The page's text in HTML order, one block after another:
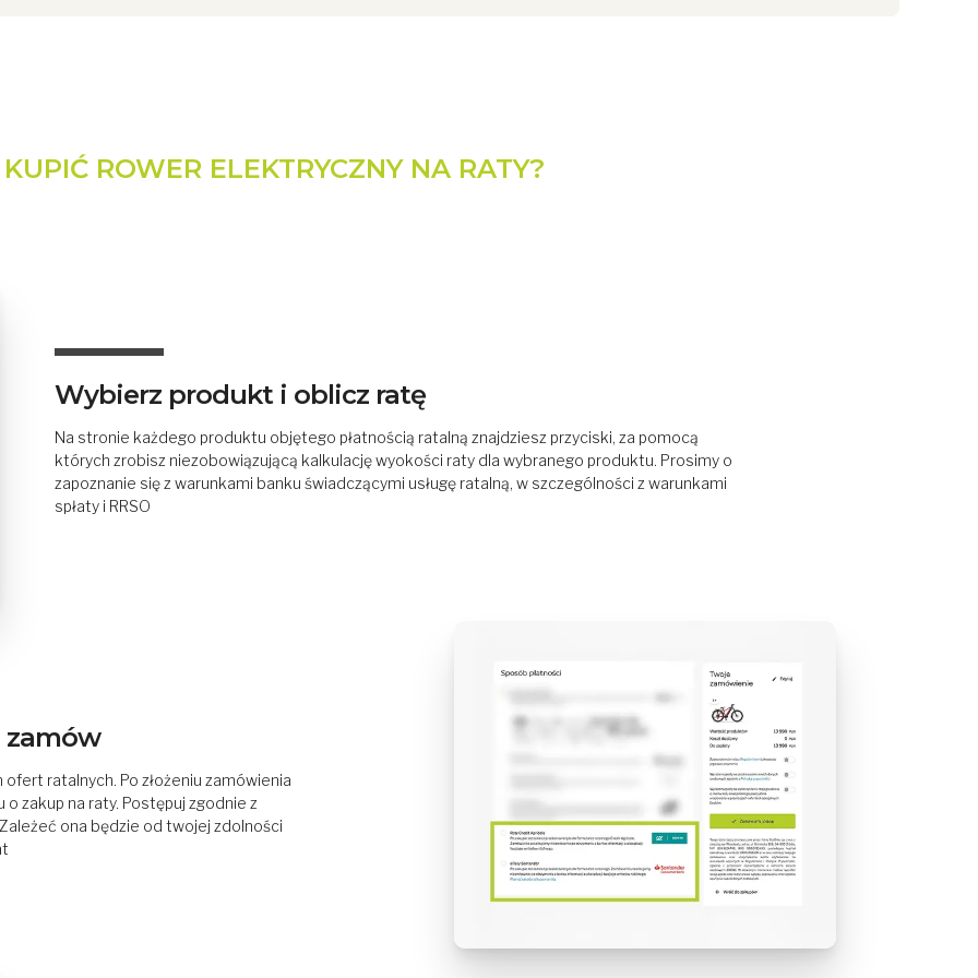
ROWER ELEKTRYCZNY NA RATY?
Wybierz produkt i oblicz ratę
Na stronie każdego produktu objętego płatnością ratalną znajdziesz przyciski, za pomocą
których zrobisz niezobowiązującą kalkulację wyokości raty dla wybranego produktu. Prosimy o
zapoznanie się z warunkami banku świadczącymi usługę ratalną, w szczególności z warunkami
spłaty i RRSO
zamów
ratalnych. Po złożeniu zamówienia
zakup na raty. Postępuj zgodnie z
ona będzie od twojej zdolności